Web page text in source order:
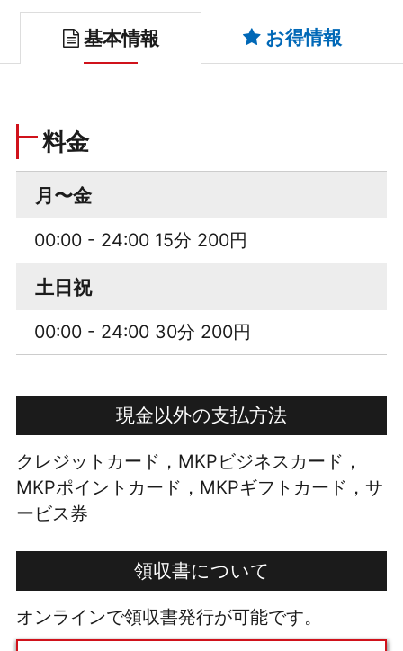
基本情報 お得情報
料金
月〜金
00:00 - 24:00 15分 200円
土日祝
00:00 - 24:00 30分 200円
現金以外の支払方法
クレジットカード，MKPビジネスカード，
MKPポイントカード，MKPギフトカード，サ
ービス券
領収書について
オンラインで領収書発行が可能です。